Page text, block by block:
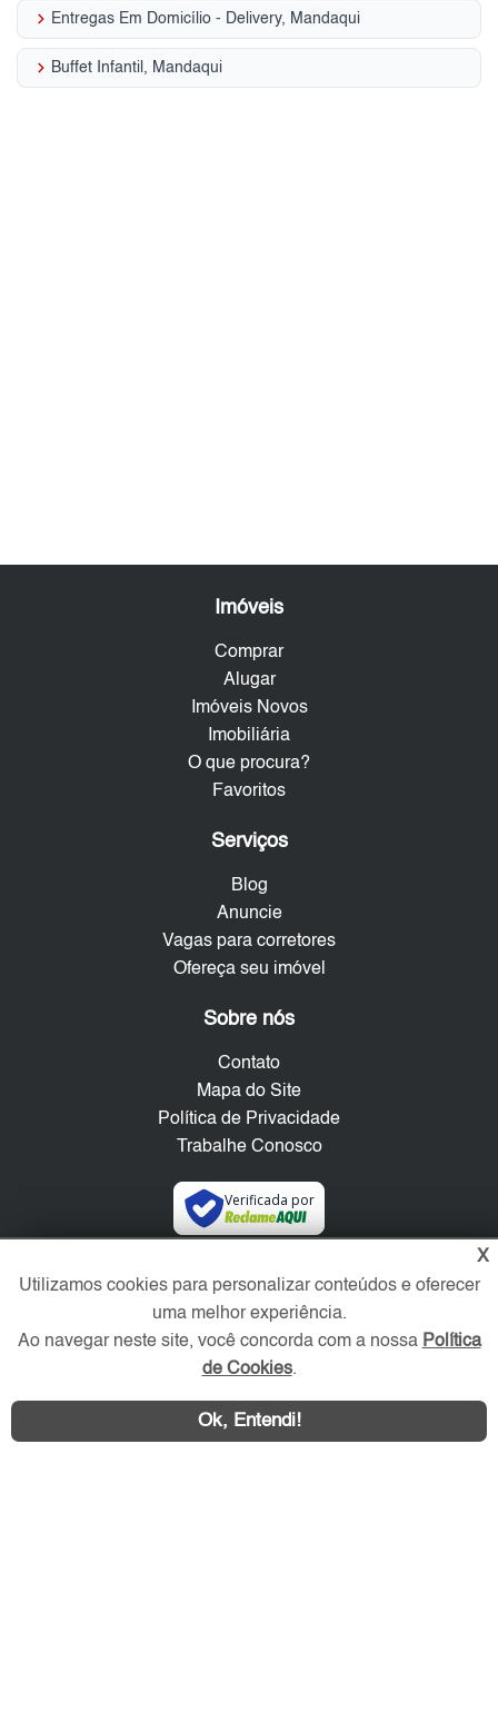
keyboard_arrow_right Entregas Em Domicílio - Delivery, Mandaqui
keyboard_arrow_right Buffet Infantil, Mandaqui
Imóveis
Comprar
Alugar
Imóveis Novos
Imobiliária
O que procura?
Favoritos
Serviços
Blog
Anuncie
Vagas para corretores
Ofereça seu imóvel
Sobre nós
Contato
Mapa do Site
Política de Privacidade
Trabalhe Conosco
Verificada por
Redes Sociais
X
Utilizamos cookies para personalizar conteúdos e oferecer
uma melhor experiência.
Ao navegar neste site, você concorda com a nossa Política
de Cookies.
Ok, Entendi!